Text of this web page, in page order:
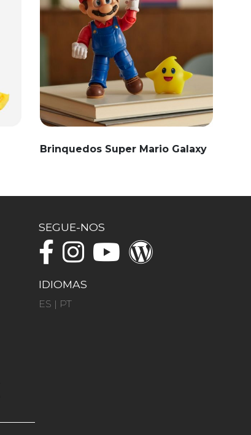
Brinquedos Super Mario Galaxy
SEGUE-NOS
IDIOMAS
ES | PT